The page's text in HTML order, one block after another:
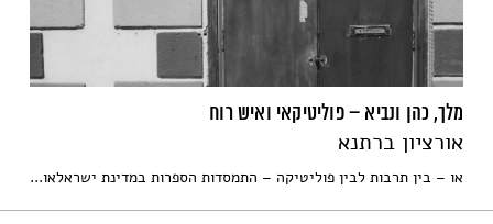
מלך, כהן ונביא – פוליטיקאי ואיש רוח
אורציון ברתנא
או – בין תרבות לבין פוליטיקה – התמסדות הספרות במדינת ישראלאו...